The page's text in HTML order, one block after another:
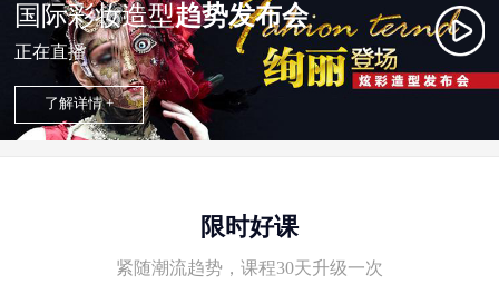
国际彩妆造型趋势发布会
正在直播
了解详情 +
限时好课
紧随潮流趋势，课程30天升级一次